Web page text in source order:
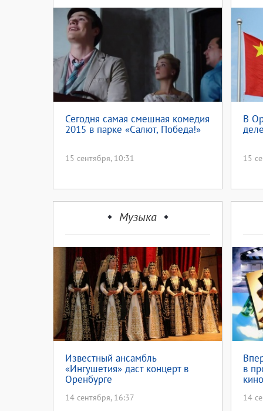
Сегодня самая смешная комедия
2015 в парке «Салют, Победа!»
15 сентября, 10:31
В
15
Музыка
Известный ансамбль
«Ингушетия» даст концерт в
Оренбурге
14 сентября, 16:37
в
14